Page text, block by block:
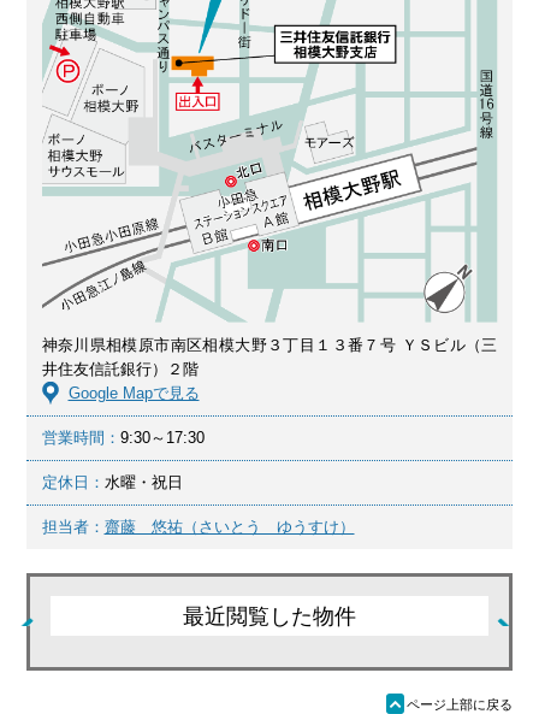
神奈川県相模原市南区相模大野３丁目１３番７号 ＹＳビル（三
井住友信託銀行）２階
Google Mapで見る
営業時間： 9:30～17:30
定休日： 水曜・祝日
担当者： 齋藤 悠祐（さいとう ゆうすけ）
最近閲覧した物件
ü ページ上部に戻る